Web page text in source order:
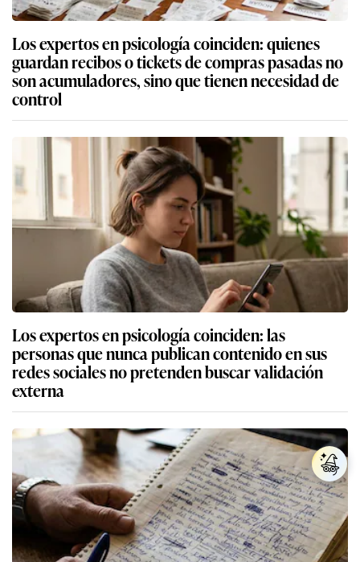
Los expertos en psicología coinciden: quienes
guardan recibos o tickets de compras pasadas no
son acumuladores, sino que tienen necesidad de
control
Los expertos en psicología coinciden: las
personas que nunca publican contenido en sus
redes sociales no pretenden buscar validación
externa